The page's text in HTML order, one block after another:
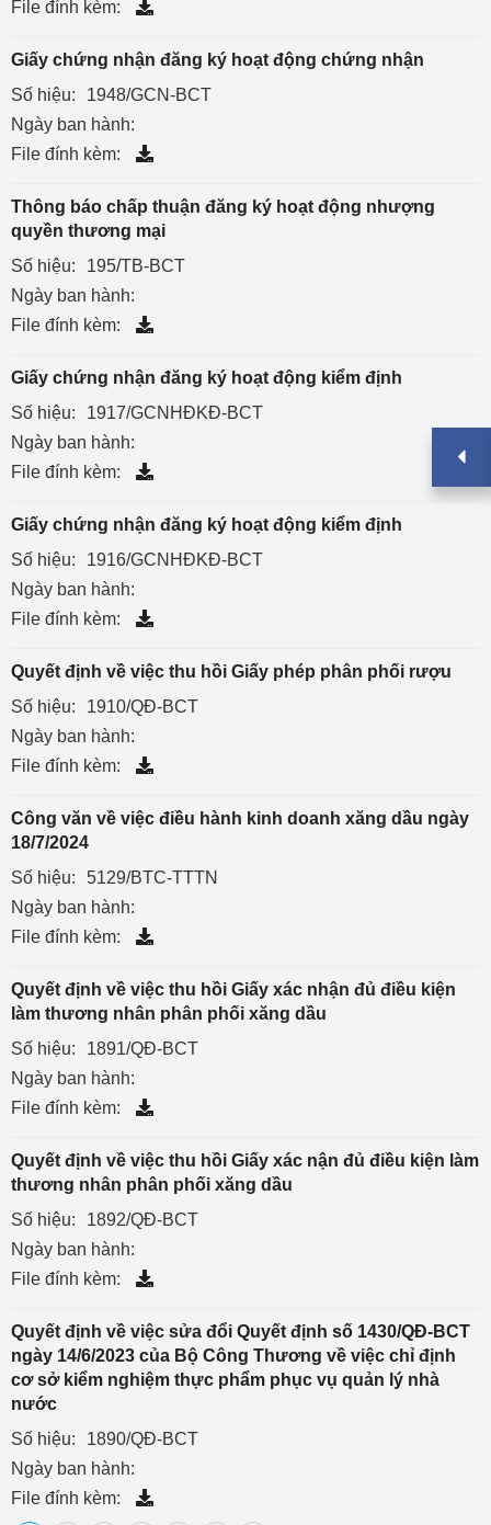
File đính kèm:
Giấy chứng nhận đăng ký hoạt động chứng nhận
Số hiệu:
1948/GCN-BCT
Ngày ban hành:
File đính kèm:
Thông báo chấp thuận đăng ký hoạt động nhượng
quyền thương mại
Số hiệu:
195/TB-BCT
Ngày ban hành:
File đính kèm:
Giấy chứng nhận đăng ký hoạt động kiểm định
Số hiệu:
1917/GCNHĐKĐ-BCT
Ngày ban hành:
File đính kèm:
Giấy chứng nhận đăng ký hoạt động kiểm định
Số hiệu:
1916/GCNHĐKĐ-BCT
Ngày ban hành:
File đính kèm:
Quyết định về việc thu hồi Giấy phép phân phối rượu
Số hiệu:
1910/QĐ-BCT
Ngày ban hành:
File đính kèm:
Công văn về việc điều hành kinh doanh xăng dầu ngày
18/7/2024
Số hiệu:
5129/BTC-TTTN
Ngày ban hành:
File đính kèm:
Quyết định về việc thu hồi Giấy xác nhận đủ điều kiện
làm thương nhân phân phối xăng dầu
Số hiệu:
1891/QĐ-BCT
Ngày ban hành:
File đính kèm:
Quyết định về việc thu hồi Giấy xác nận đủ điều kiện làm
thương nhân phân phối xăng dầu
Số hiệu:
1892/QĐ-BCT
Ngày ban hành:
File đính kèm:
Quyết định về việc sửa đổi Quyết định số 1430/QĐ-BCT
ngày 14/6/2023 của Bộ Công Thương về việc chỉ định
cơ sở kiểm nghiệm thực phẩm phục vụ quản lý nhà
nước
Số hiệu:
1890/QĐ-BCT
Ngày ban hành:
File đính kèm: